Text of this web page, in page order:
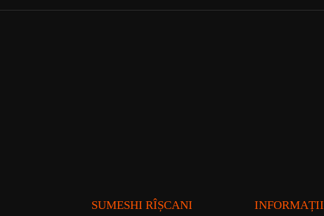
118,00 MDL.
SUMESHI RÎȘCANI INFORMAȚII